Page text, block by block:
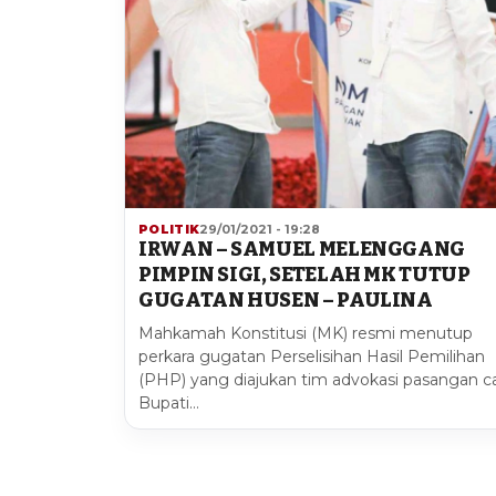
POLITIK29/01/2021 - 19:28
IRWAN – SAMUEL MELENGGANG
PIMPIN SIGI, SETELAH MK TUTUP
GUGATAN HUSEN – PAULINA
Mahkamah Konstitusi (MK) resmi menutup
perkara gugatan Perselisihan Hasil Pemilihan
(PHP) yang diajukan tim advokasi pasangan
Bupati…